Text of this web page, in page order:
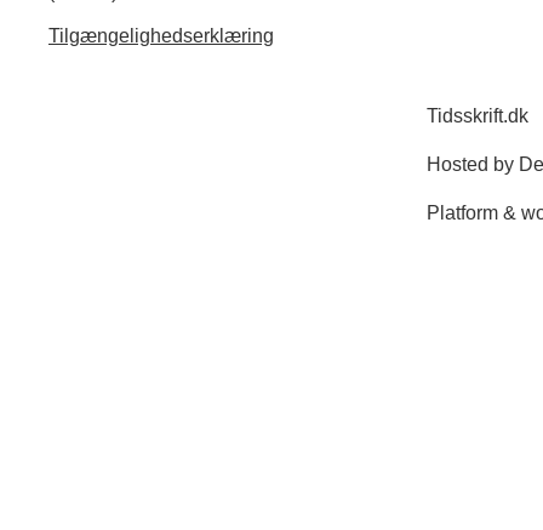
Tilgængelighedserklæring